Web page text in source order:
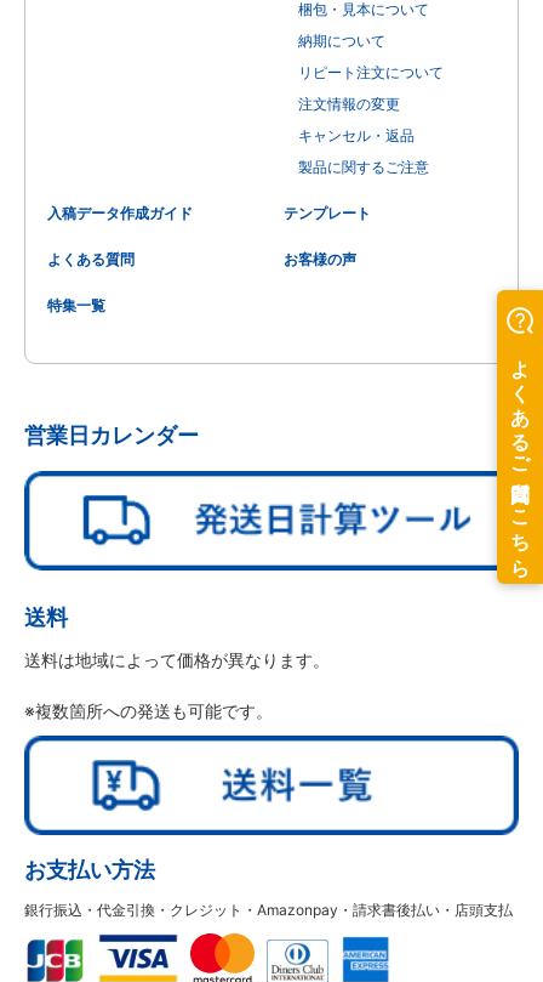
梱包・見本について
納期について
リピート注文について
注文情報の変更
キャンセル・返品
製品に関するご注意
入稿データ作成ガイド テンプレート
よくある質問 お客様の声
特集一覧
営業日カレンダー
送料
送料は地域によって価格が異なります。
※複数箇所への発送も可能です。
お支払い方法
銀行振込・代金引換・クレジット・Amazonpay・請求書後払い・店頭支払